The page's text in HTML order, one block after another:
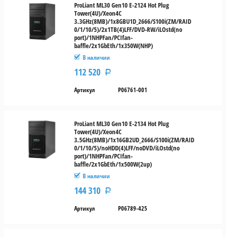
ProLiant ML30 Gen10 E-2124 Hot Plug
Tower(4U)/Xeon4C
3.3GHz(8MB)/1x8GBU1D_2666/S100i(ZM/RAID
0/1/10/5)/2x1TB(4)LFF/DVD-RW/iLOstd(no
port)/1NHPFan/PCIfan-
baffle/2x1GbEth/1x350W(NHP)
В наличии
112 520 Р
Артикул P06761-001
ProLiant ML30 Gen10 E-2134 Hot Plug
Tower(4U)/Xeon4C
3.5GHz(8MB)/1x16GB2UD_2666/S100i(ZM/RAID
0/1/10/5)/noHDD(4)LFF/noDVD/iLOstd(no
port)/1NHPFan/PCIfan-
baffle/2x1GbEth/1x500W(2up)
В наличии
144 310 Р
Артикул P06789-425